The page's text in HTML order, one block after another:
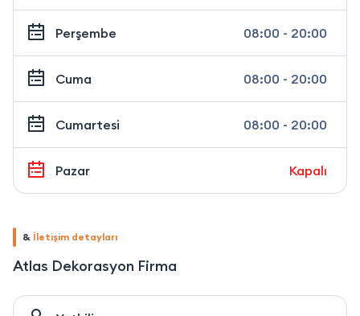
Perşembe 08:00 - 20:00
Cuma 08:00 - 20:00
Cumartesi 08:00 - 20:00
Pazar Kapalı
& İletişim detayları
Atlas Dekorasyon Firma